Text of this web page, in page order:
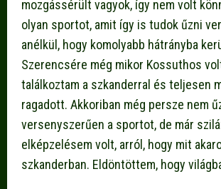
mozgássérült vagyok, így nem volt
olyan sportot, amit így is tudok űzni
anélkül, hogy komolyabb hátrányba
Szerencsére még mikor Kossuthos
találkoztam a szkanderral és teljesen
ragadott. Akkoriban még persze nem
versenyszerűen a sportot, de már
elképzelésem volt, arról, hogy mit
szkanderban. Eldöntöttem, hogy